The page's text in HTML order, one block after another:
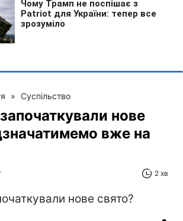
» Суспільство
започаткували нове
вже на
2 хв
нове свято?